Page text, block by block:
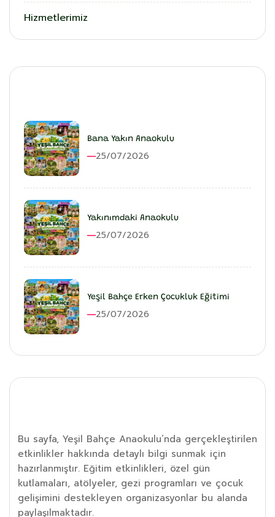
Hizmetlerimiz
Bana Yakın Anaokulu
25/07/2026
Yakınımdaki Anaokulu
25/07/2026
Yeşil Bahçe Erken Çocukluk Eğitimi
25/07/2026
Bu sayfa, Yeşil Bahçe Anaokulu’nda gerçekleştirilen
etkinlikler hakkında detaylı bilgi sunmak için
hazırlanmıştır. Eğitim etkinlikleri, özel gün
kutlamaları, atölyeler, gezi programları ve çocuk
gelişimini destekleyen organizasyonlar bu alanda
paylaşılmaktadır.